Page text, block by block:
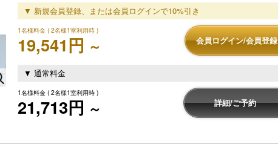
▼ 新規会員登録、または会員ログインで10%引き
1名様料金 ( 2名様1室利用時 )
19,541円 ～ 会員ログイン/会員登録
▼ 通常料金
1名様料金 ( 2名様1室利用時 )
21,713円 ～ 詳細/ご予約